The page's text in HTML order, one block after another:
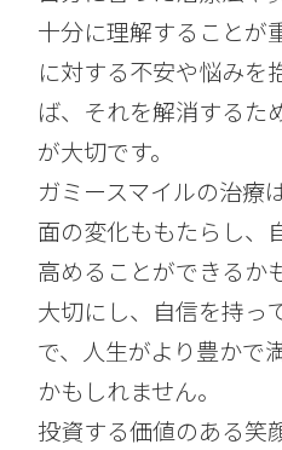
十分に理解することが
に対する不安や悩みを
ば、それを解消するた
が大切です。
ガミースマイルの治療
面の変化ももたらし、
高めることができるか
大切にし、自信を持っ
で、人生がより豊かで
かもしれません。
投資する価値のある笑